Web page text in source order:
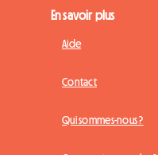
En savoir plus
Aide
Contact
Qui sommes-nous ?